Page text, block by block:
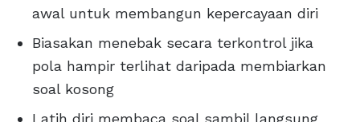
awal untuk membangun kepercayaan diri
Biasakan menebak secara terkontrol jika
pola hampir terlihat daripada membiarkan
soal kosong